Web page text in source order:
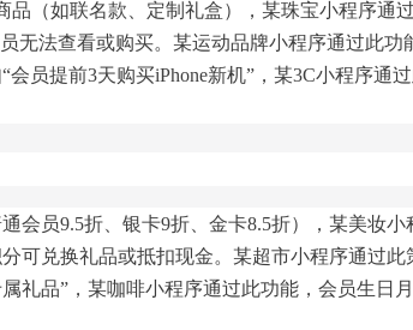
品（如联名款、定制礼盒），某珠宝小程序通
无法查看或购买。某运动品牌小程序通过此功
会员提前3天购买iPhone新机”，某3C小程序通
会员9.5折、银卡9折、金卡8.5折），某美妆
可兑换礼品或抵扣现金。某超市小程序通过此
礼品”，某咖啡小程序通过此功能，会员生日